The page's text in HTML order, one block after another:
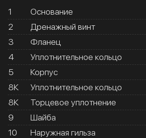
1
Основание
2
Дренажный винт
3
Фланец
4
Уплотнительное кольцо
5
Корпус
8К
Уплотнительное кольцо
8К
Торцевое уплотнение
9
Шайба
10
Наружная гильза